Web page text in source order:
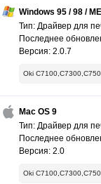
Windows 95 / 98 / ME
Тип: Драйвер для
Последнее
Версия: 2.0.7
Oki
Mac OS 9
Тип: Драйвер для
Последнее
Версия: 2.0
Oki